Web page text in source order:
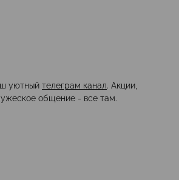
уютный телеграм канал. Акции,
общение - все там.